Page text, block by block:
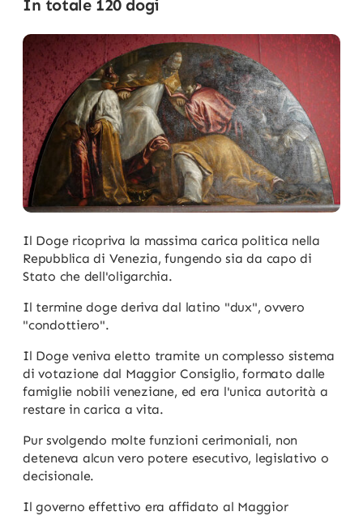
In totale 120 dogi
Il Doge ricopriva la massima carica politica nella
Repubblica di Venezia, fungendo sia da capo di
Stato che dell'oligarchia.
Il termine doge deriva dal latino "dux", ovvero
"condottiero".
Il Doge veniva eletto tramite un complesso sistema
di votazione dal Maggior Consiglio, formato dalle
famiglie nobili veneziane, ed era l'unica autorità a
restare in carica a vita.
Pur svolgendo molte funzioni cerimoniali, non
deteneva alcun vero potere esecutivo, legislativo o
decisionale.
Il governo effettivo era affidato al Maggior